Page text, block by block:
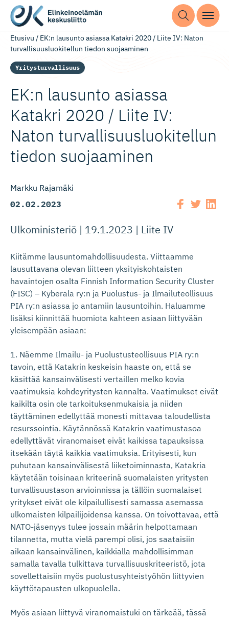
Etusivu / EK:n lausunto asiassa Katakri 2020 / Liite IV: Naton
turvallisuusluokitellun tiedon suojaaminen​
Yritysturvallisuus
EK:n lausunto asiassa
Katakri 2020 / Liite IV:
Naton turvallisuus­luo­ki­tellun
tiedon suojaaminen​
Markku Rajamäki
02.02.2023
Ulkoministeriö | 19.1.2023 | Liite IV
Kiitämme lausuntomahdollisuudesta. Viittaamme
lausuttavana olevan liitteen yksityiskohtaisten
havaintojen osalta Finnish Information Security Cluster
(FISC) – Kyberala ry:n ja Puolustus- ja Ilmailuteollisuus
PIA ry:n asiassa jo antamiin lausuntoihin. Haluamme
lisäksi kiinnittää huomiota kahteen asiaan liittyvään
yleisempään asiaan:
1. Näemme Ilmailu- ja Puolustusteollisuus PIA ry:n
tavoin, että Katakrin keskeisin haaste on, että se
käsittää kansainvälisesti vertaillen melko kovia
vaatimuksia kohdeyritysten kannalta. Vaatimukset eivät
kaikilta osin ole tarkoituksenmukaisia ja niiden
täyttäminen edellyttää monesti mittavaa taloudellista
resurssointia. Käytännössä Katakrin vaatimustasoa
edellyttävät viranomaiset eivät kaikissa tapauksissa
itsekään täytä kaikkia vaatimuksia. Erityisesti, kun
puhutaan kansainvälisestä liiketoiminnasta, Katakria
käytetään toisinaan kriteerinä suomalaisten yritysten
turvallisuustason arvioinnissa ja tällöin suomalaiset
yritykset eivät ole kilpailullisesti samassa asemassa
ulkomaisten kilpailijoidensa kanssa. On toivottavaa, että
NATO-jäsenyys tulee jossain määrin helpottamaan
tilannetta, mutta vielä parempi olisi, jos saataisiin
aikaan kansainvälinen, kaikkialla mahdollisimman
samalla tavalla tulkittava turvallisuuskriteeristö, jota
sovellettaisiin myös puolustusyhteistyöhön liittyvien
käyttötapausten ulkopuolella.
Myös asiaan liittyvä viranomaistuki on tärkeää, tässä